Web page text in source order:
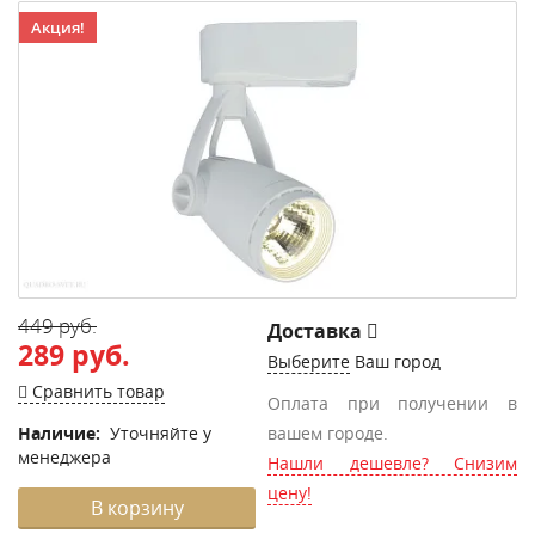
Акция!
449 руб.
289 руб.
Сравнить товар
Наличие: Уточняйте у
менеджера
В корзину
Доставка
Выберите Ваш город
Оплата при получении в
вашем городе.
Нашли дешевле? Снизим
цену!